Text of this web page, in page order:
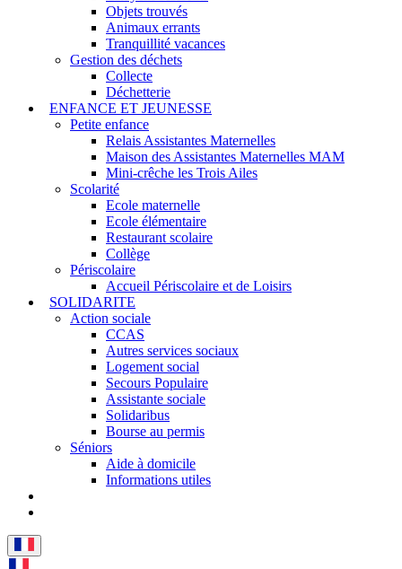
Objets trouvés
Animaux errants
Tranquillité vacances
Gestion des déchets
Collecte
Déchetterie
ENFANCE ET JEUNESSE
Petite enfance
Relais Assistantes Maternelles
Maison des Assistantes Maternelles MAM
Mini-crêche les Trois Ailes
Scolarité
Ecole maternelle
Ecole élémentaire
Restaurant scolaire
Collège
Périscolaire
Accueil Périscolaire et de Loisirs
SOLIDARITE
Action sociale
CCAS
Autres services sociaux
Logement social
Secours Populaire
Assistante sociale
Solidaribus
Bourse au permis
Séniors
Aide à domicile
Informations utiles